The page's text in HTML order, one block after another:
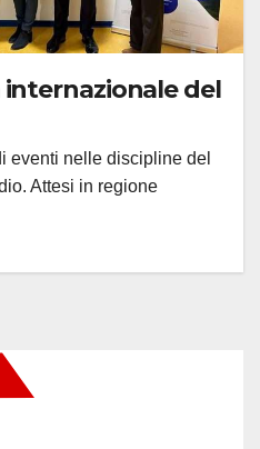
del
eventi nelle discipline del
Attesi in regione